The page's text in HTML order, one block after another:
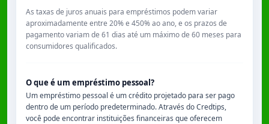
As taxas de juros anuais para empréstimos podem variar
aproximadamente entre 20% e 450% ao ano, e os prazos de
pagamento variam de 61 dias até um máximo de 60 meses para
consumidores qualificados.
O que é um empréstimo pessoal?
Um empréstimo pessoal é um crédito projetado para ser pago
dentro de um período predeterminado. Através do Credtips,
você pode encontrar instituições financeiras que oferecem